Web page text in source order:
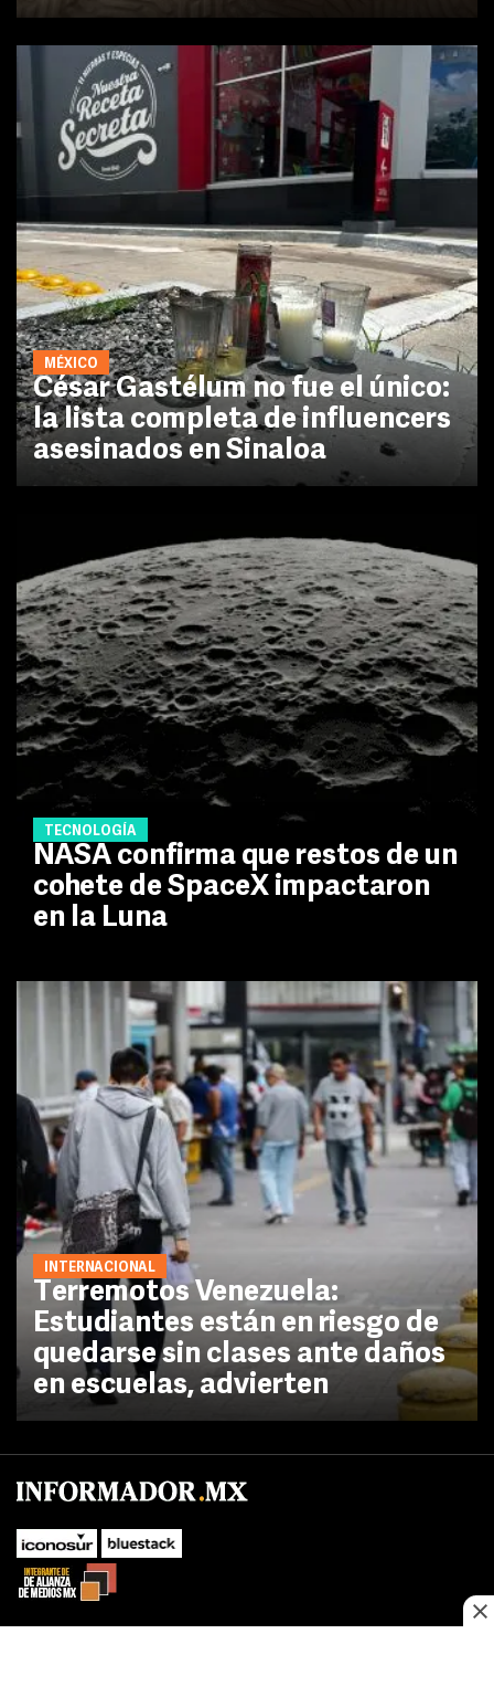
MÉXICO
César Gastélum no fue el único:
la lista completa de influencers
asesinados en Sinaloa
TECNOLOGÍA
NASA confirma que restos de un
cohete de SpaceX impactaron
en la Luna
INTERNACIONAL
Terremotos Venezuela:
Estudiantes están en riesgo de
quedarse sin clases ante daños
en escuelas, advierten